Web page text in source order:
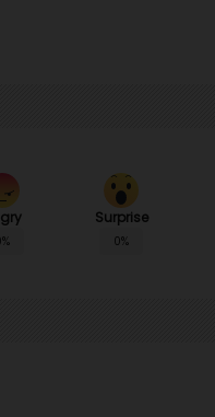
Surprise
0%